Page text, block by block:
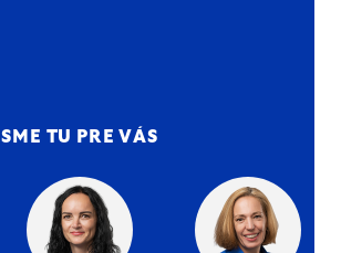
SME TU PRE VÁS